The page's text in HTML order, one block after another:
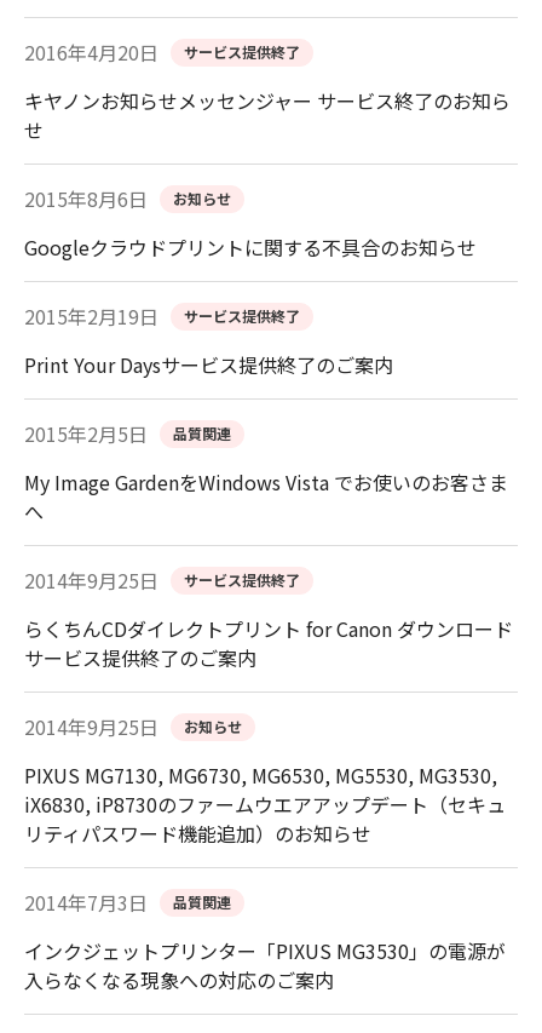
2016年4月20日 サービス提供終了
キヤノンお知らせメッセンジャー サービス終了のお知ら
せ
2015年8月6日 お知らせ
Googleクラウドプリントに関する不具合のお知らせ
2015年2月19日 サービス提供終了
Print Your Daysサービス提供終了のご案内
2015年2月5日 品質関連
My Image GardenをWindows Vista でお使いのお客さま
へ
2014年9月25日 サービス提供終了
らくちんCDダイレクトプリント for Canon ダウンロード
サービス提供終了のご案内
2014年9月25日 お知らせ
PIXUS MG7130, MG6730, MG6530, MG5530, MG3530,
iX6830, iP8730のファームウエアアップデート（セキュ
リティパスワード機能追加）のお知らせ
2014年7月3日 品質関連
インクジェットプリンター「PIXUS MG3530」の電源が
入らなくなる現象への対応のご案内